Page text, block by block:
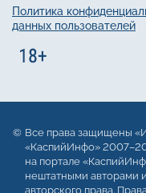
Политика
данных пользователей
Все права защищены
«КаспийИнфо»
на портале
нештатными авторами
авторского права.